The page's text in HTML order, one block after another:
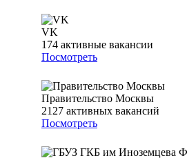
VK
174 активные вакансии
Посмотреть
Правительство Москвы
2127 активных вакансий
Посмотреть